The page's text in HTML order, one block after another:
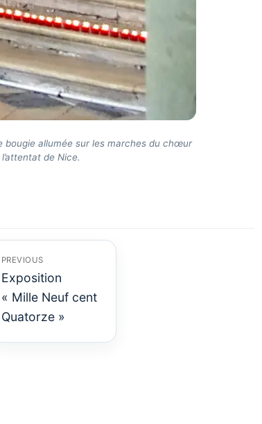
bougie allumée sur les marches du chœur
de Nice.
PREVIOUS
Previous
post:
Exposition
« Mille Neuf cent
Quatorze »